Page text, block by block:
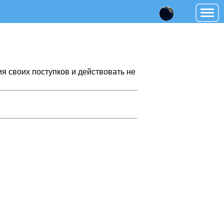
своих поступков и действовать не